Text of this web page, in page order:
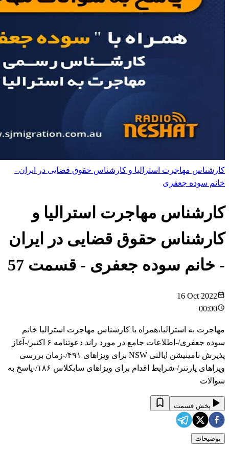
کارشناس مهاجرت استرالیا و کارشناس حقوق قضایی در ایران -
خانم سوده جعفری
کارشناس مهاجرت استرالیا و
کارشناس حقوق قضایی در ایران
- خانم سوده جعفری - قسمت 57
16 Oct 2022
00:00
مهاجرت به استرالیا،همراه با کارشناس مهاجرت استرالیا خانم
سوده جعفری/-اطلاعات جامع در مورد راند دعوتنامه ۶ اکتبر/-آغاز
پذیرش نامینیشن ایالتی NSW برای ویزاهای ۴۹۱/-زمان بررسی
ویزاهای پارتنر/-شرایط اقدام برای ویزاهای سابکلاس ۱۸۶/-پاسخ به
سوالات
پخش قسمت
توضیحات